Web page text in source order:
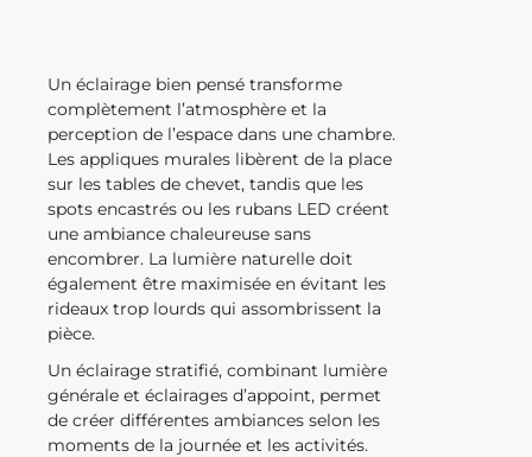
Un éclairage bien pensé transforme
complètement l’atmosphère et la
perception de l’espace dans une chambre.
Les appliques murales libèrent de la place
sur les tables de chevet, tandis que les
spots encastrés ou les rubans LED créent
une ambiance chaleureuse sans
encombrer. La lumière naturelle doit
également être maximisée en évitant les
rideaux trop lourds qui assombrissent la
pièce.
Un éclairage stratifié, combinant lumière
générale et éclairages d’appoint, permet
de créer différentes ambiances selon les
moments de la journée et les activités.